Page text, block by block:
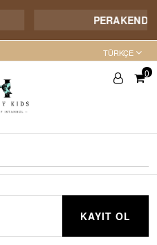
TÜRKÇE
0
KAYIT OL